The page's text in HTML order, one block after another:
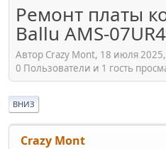
Ремонт платы
Ballu AMS-
Автор Crazy Mont, 18 июля
0 Пользователи и 1 гость
ВНИЗ
Crazy Mont